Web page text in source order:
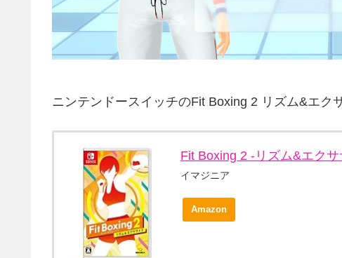
ニンテンドースイッチのFit Boxing 2 リズム&エク
Fit Boxing 2 -リズム&エク
イマジニア
Amazon